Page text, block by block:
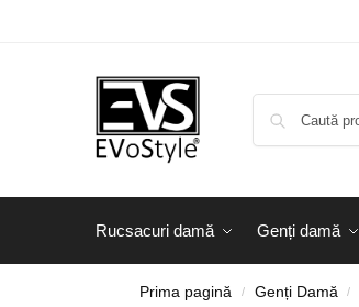
Rucsacuri damă Genți damă
Prima pagină / Genți Damă /